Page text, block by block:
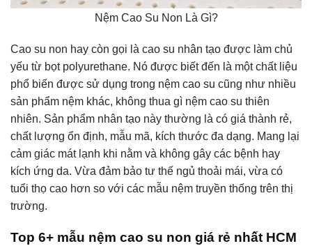
Nệm Cao Su Non Là Gì?
Cao su non hay còn gọi là cao su nhân tạo được làm chủ
yếu từ bọt polyurethane. Nó được biết đến là một chất liệu
phổ biến được sử dụng trong nệm cao su cũng như nhiều
sản phẩm nệm khác, không thua gì nệm cao su thiên
nhiên. Sản phẩm nhân tạo này thường là có giá thành rẻ,
chất lượng ổn định, mẫu mã, kích thước đa dạng. Mang lại
cảm giác mát lạnh khi nằm và không gây các bệnh hay
kích ứng da. Vừa đảm bảo tư thế ngủ thoải mái, vừa có
tuổi thọ cao hơn so với các mẫu nệm truyền thống trên thị
trường.
Top 6+ mẫu nệm cao su non giá rẻ nhất HCM